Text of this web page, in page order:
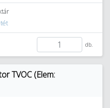
db.
TVOC (Elem: